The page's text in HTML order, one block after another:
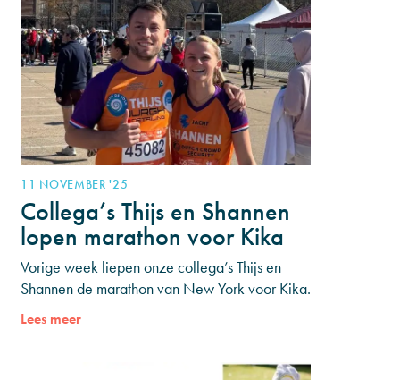
11 NOVEMBER '25
Collega’s Thijs en Shannen
lopen marathon voor Kika
Vorige week liepen onze collega’s Thijs en
Shannen de marathon van New York voor Kika.
Met het lopen van deze marathon haalden ze
€15.000 op
Lees meer